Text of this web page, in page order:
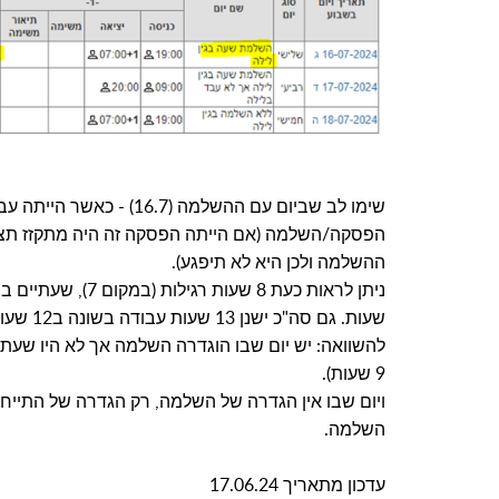
שימו לב שביום עם
הפסקה/השלמה (אם הייתה הפסקה זה היה מתקזז
ההשלמה ולכן היא לא תיפגע).
שעות. גם סה"כ ישנן 13 שעות עבודה בשונה ב12 שעות נוכחות.
להשוואה: יש יום שבו הוגדרה השלמה אך לא היו
9 שעות).
ויום שבו אין הגדרה של השלמה, רק הגדרה של
השלמה.
עדכון מתאריך 17.06.24